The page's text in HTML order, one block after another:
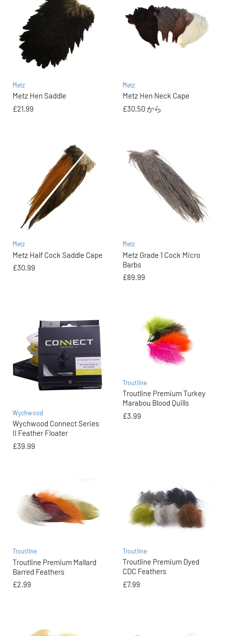
Metz
Metz Hen Saddle
£21.99
Metz
Metz Hen Neck Cape
£30.50から
Metz
Metz Half Cock Saddle Cape
£30.99
Metz
Metz Grade 1 Cock Micro
Barbs
£89.99
Wychwood
Wychwood Connect Series
II Feather Floater
£39.99
Troutline
Troutline Premium Turkey
Marabou Blood Quills
£3.99
Troutline
Troutline Premium Mallard
Barred Feathers
£2.99
Troutline
Troutline Premium Dyed
CDC Feathers
£7.99